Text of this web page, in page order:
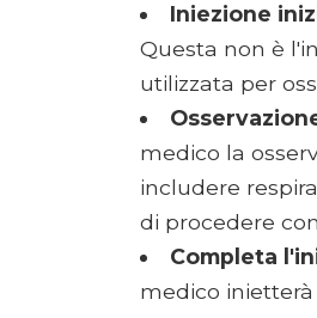
Iniezione
Questa non è
utilizzata per
medico la
includere
di procedere
Completa
medico